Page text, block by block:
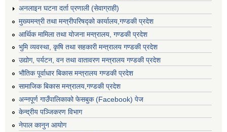
अनलाइन घटना दर्ता प्रणाली (सेवाग्राही)
मुख्यमन्त्री तथा मन्त्रीपरिषद्को कार्यालय,गण्डकी प्रदेश
आर्थिक मामिला तथा योजना मन्त्रालय, गण्डकी प्रदेश
भुमि व्यवस्था, कृषि तथा सहकारी मन्त्रालय गण्डकी प्रदेश
उद्योग, पर्यटन, वन तथा वातावरण मन्त्रालय गण्डकी प्रदेश
भौतिक पूर्वाधार बिकास मन्त्रालय गण्डकी प्रदेश
सामाजिक बिकास मन्त्रालय,गण्डकी प्रदेश
अन्नपूर्ण गाउँपालिकाको फेसबुक (Facebook) पेज
केन्द्रीय पञ्जिकरण विभाग
नेपाल कानुन आयोग